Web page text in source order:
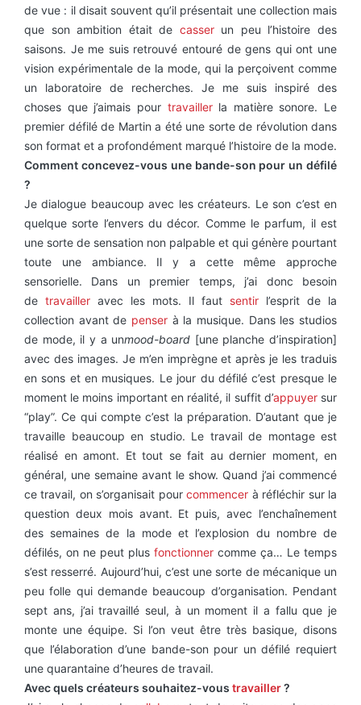
de vue : il disait souvent qu’il présentait une collection mais
que son ambition était de casserun peu l’histoire des
saisons. Je me suis retrouvé entouré de gens qui ont une
vision expérimentale de la mode, qui la perçoivent comme
un laboratoire de recherches. Je me suis inspiré des
choses que j’aimais pour travaillerla matière sonore. Le
premier défilé de Martin a été une sorte de révolution dans
son format et a profondément marqué l’histoire de la mode.
Comment concevez-vous une bande-son pour un défilé
?
Je dialogue beaucoup avec les créateurs. Le son c’est en
quelque sorte l’envers du décor. Comme le parfum, il est
une sorte de sensation non palpable et qui génère pourtant
toute une ambiance. Il y a cette même approche
sensorielle. Dans un premier temps, j’ai donc besoin
de travailler avec les mots. Il faut sentir l’esprit de la
collection avant de penser à la musique. Dans les studios
de mode, il y a unmood-board [une planche d’inspiration]
avec des images. Je m’en imprègne et après je les traduis
en sons et en musiques. Le jour du défilé c’est presque le
moment le moins important en réalité, il suffit d’appuyersur
“play”. Ce qui compte c’est la préparation. D’autant que je
travaille beaucoup en studio. Le travail de montage est
réalisé en amont. Et tout se fait au dernier moment, en
général, une semaine avant le show. Quand j’ai commencé
ce travail, on s’organisait pourcommencer à réfléchir sur la
question deux mois avant. Et puis, avec l’enchaînement
des semaines de la mode et l’explosion du nombre de
défilés, on ne peut plus fonctionner comme ça… Le temps
s’est resserré. Aujourd’hui, c’est une sorte de mécanique un
peu folle qui demande beaucoup d’organisation. Pendant
sept ans, j’ai travaillé seul, à un moment il a fallu que je
monte une équipe. Si l’on veut être très basique, disons
que l’élaboration d’une bande-son pour un défilé requiert
une quarantaine d’heures de travail.
Avec quels créateurs souhaitez-vous travailler?